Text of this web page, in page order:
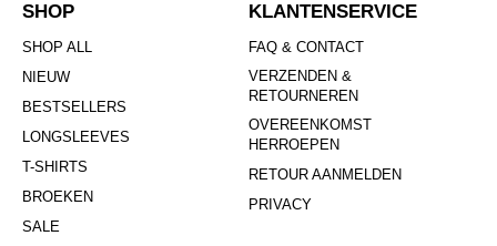
SHOP
SHOP ALL
NIEUW
BESTSELLERS
LONGSLEEVES
T-SHIRTS
BROEKEN
SALE
KLANTENSERVICE
FAQ & CONTACT
VERZENDEN &
RETOURNEREN
OVEREENKOMST
HERROEPEN
RETOUR AANMELDEN
PRIVACY